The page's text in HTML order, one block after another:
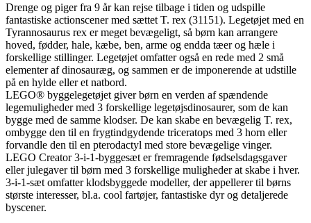
Drenge og piger fra 9 år kan rejse tilbage i tiden og udspille
fantastiske actionscener med sættet T. rex (31151). Legetøjet med en
Tyrannosaurus rex er meget bevægeligt, så børn kan arrangere
hoved, fødder, hale, kæbe, ben, arme og endda tæer og hæle i
forskellige stillinger. Legetøjet omfatter også en rede med 2 små
elementer af dinosauræg, og sammen er de imponerende at udstille
på en hylde eller et natbord.
LEGO® byggelegetøjet giver børn en verden af spændende
legemuligheder med 3 forskellige legetøjsdinosaurer, som de kan
bygge med de samme klodser. De kan skabe en bevægelig T. rex,
ombygge den til en frygtindgydende triceratops med 3 horn eller
forvandle den til en pterodactyl med store bevægelige vinger.
LEGO Creator 3-i-1-byggesæt er fremragende fødselsdagsgaver
eller julegaver til børn med 3 forskellige muligheder at skabe i hver.
3-i-1-sæt omfatter klodsbyggede modeller, der appellerer til børns
største interesser, bl.a. cool fartøjer, fantastiske dyr og detaljerede
byscener.